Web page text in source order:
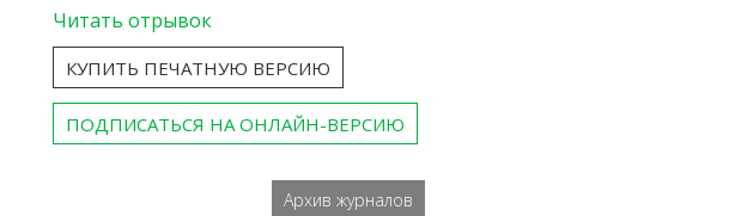
Читать отрывок
КУПИТЬ ПЕЧАТНУЮ ВЕРСИЮ
ПОДПИСАТЬСЯ НА ОНЛАЙН-ВЕРСИЮ
Архив журналов